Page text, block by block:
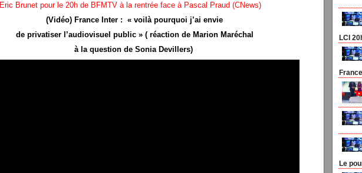
Brunet pour le 20h de BFMTV à la rentrée face à Pascal Praud (CNews)
(Vidéo) France Inter : « voilà pourquoi j’ai envie
de privatiser l’audiovisuel public » ( réaction de Marion Maréchal
à la question de Sonia Devillers)
LCI
Le